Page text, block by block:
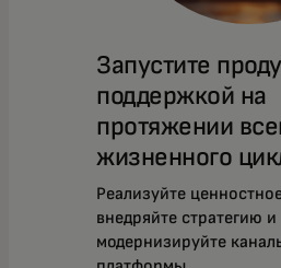
Запустите
поддержкой на
протяжении
жизненного
Реализуйте
внедряйте стратегию и
модернизируйте